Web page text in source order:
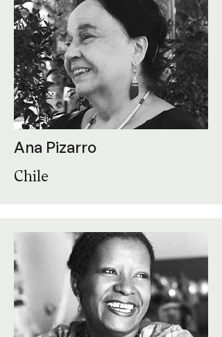
Ana Pizarro
Chile